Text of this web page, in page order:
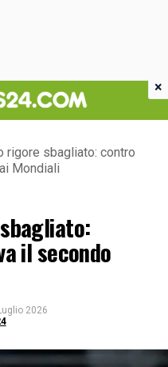
rigore sbagliato: contro
Mondiali
il secondo
2026
×